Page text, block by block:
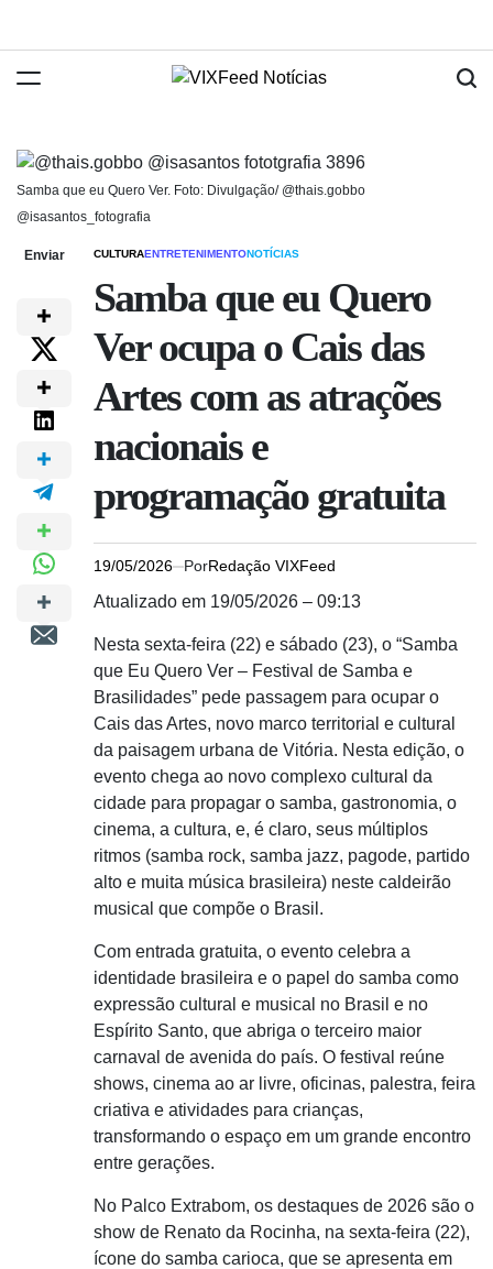
Samba que eu Quero Ver. Foto: Divulgação/ @thais.gobbo
@isasantos_fotografia
Enviar CULTURAENTRETENIMENTONOTÍCIAS
Samba que eu Quero
Ver ocupa o Cais das
Artes com as atrações
nacionais e
programação gratuita
19/05/2026 PorRedação VIXFeed
Atualizado em 19/05/2026 – 09:13
Nesta sexta-feira (22) e sábado (23), o “Samba
que Eu Quero Ver – Festival de Samba e
Brasilidades” pede passagem para ocupar o
Cais das Artes, novo marco territorial e cultural
da paisagem urbana de Vitória. Nesta edição, o
evento chega ao novo complexo cultural da
cidade para propagar o samba, gastronomia, o
cinema, a cultura, e, é claro, seus múltiplos
ritmos (samba rock, samba jazz, pagode, partido
alto e muita música brasileira) neste caldeirão
musical que compõe o Brasil.
Com entrada gratuita, o evento celebra a
identidade brasileira e o papel do samba como
expressão cultural e musical no Brasil e no
Espírito Santo, que abriga o terceiro maior
carnaval de avenida do país. O festival reúne
shows, cinema ao ar livre, oficinas, palestra, feira
criativa e atividades para crianças,
transformando o espaço em um grande encontro
entre gerações.
No Palco Extrabom, os destaques de 2026 são o
show de Renato da Rocinha, na sexta-feira (22),
ícone do samba carioca, que se apresenta em